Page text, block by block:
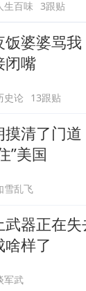
生百味 3跟贴
饭婆婆骂
闭嘴
史论 13跟贴
摸清了门
”美国
雪乱飞
武器正在
啥样了
军武